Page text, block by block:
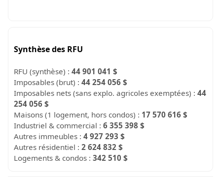
Synthèse des RFU
RFU (synthèse) :44 901 041 $
Imposables (brut) :44 254 056 $
Imposables nets (sans explo. agricoles exemptées) :44
254 056 $
Maisons (1 logement, hors condos) : 17 570 616 $
Industriel & commercial :6 355 398 $
Autres immeubles :4 927 293 $
Autres résidentiel :2 624 832 $
Logements & condos :342 510 $